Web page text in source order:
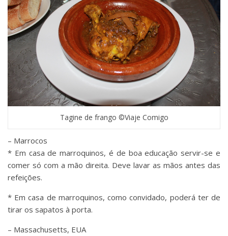
Tagine de frango ©Viaje Comigo
– Marrocos
* Em casa de marroquinos, é de boa educação servir-se e
comer só com a mão direita. Deve lavar as mãos antes das
refeições.
* Em casa de marroquinos, como convidado, poderá ter de
tirar os sapatos à porta.
– Massachusetts, EUA